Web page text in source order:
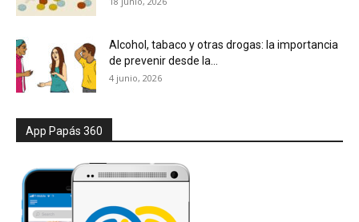
Alcohol, tabaco y otras drogas: la importancia
de prevenir desde la...
4 junio, 2026
App Papás 360